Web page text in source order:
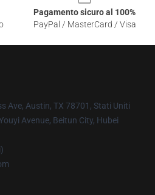
Pagamento sicuro al 100%
PayPal / MasterCard / Visa
Ave, Austin, TX 78701, Stati Uniti
Avenue, Beitun City, Hubei